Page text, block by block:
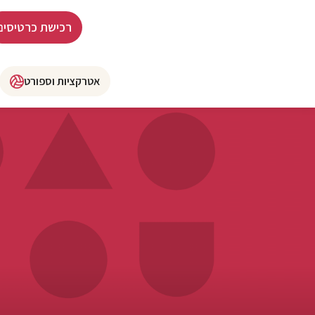
רכישת
אטרקציות וספורט